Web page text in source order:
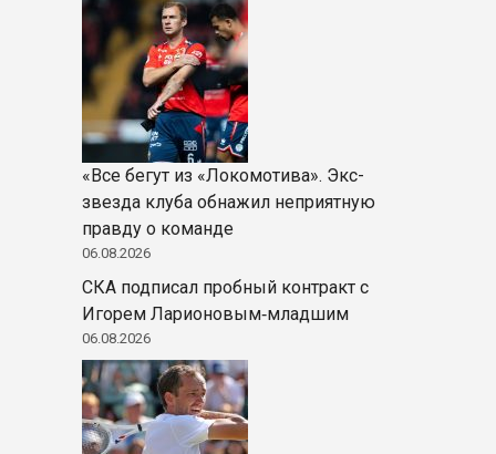
«Все бегут из «Локомотива». Экс-
звезда клуба обнажил неприятную
правду о команде
06.08.2026
СКА подписал пробный контракт с
Игорем Ларионовым‑младшим
06.08.2026